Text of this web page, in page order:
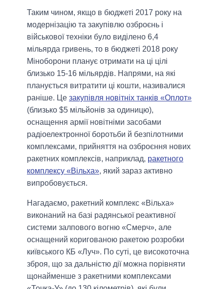
Таким чином, якщо в бюджеті 2017 року на
модернізацію та закупівлю озброєнь і
військової техніки було виділено 6,4
мільярда гривень, то в бюджеті 2018 року
Міноборони планує отримати на ці цілі
близько 15-16 мільярдів. Напрями, на які
планується витратити ці кошти, називалися
раніше. Це закупівля новітніх танків «Оплот»
(близько $5 мільйонів за одиницю),
оснащення армії новітніми засобами
радіоелектронної боротьби й безпілотними
комплексами, прийняття на озброєння нових
ракетних комплексів, наприклад, ракетного
комплексу «Вільха», який зараз активно
випробовується.
Нагадаємо, ракетний комплекс «Вільха»
виконаний на базі радянської реактивної
системи залпового вогню «Смерч», але
оснащений коригованою ракетою розробки
київського КБ «Луч». По суті, це високоточна
зброя, що за дальністю дії можна порівняти
щонайменше з ракетними комплексами